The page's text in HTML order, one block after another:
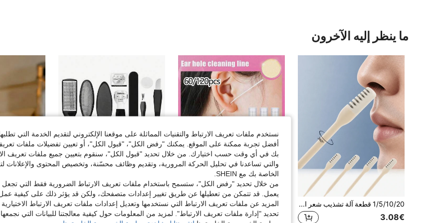
ما ينظر إليه الآخرون
1/5/10/20 قطعة آلة تشذيب شعر الأنف والأذن، سهلة التنظيف، إزالة شعر الأنف مزدوجة الاستخدام، تصميم دوار 360°، للجنسين
3.08€
60/120 قطعة خيط تنظيف ثقب الأذن باللون الوردي والأبيض، خط إزالة شمع الأذن، عصا تنظيف الأذن المضادة للانسداد، أداة تنظيف الأذن سهلة الحمل للسفر، مزيل شمع الأذن، مجموعة تنظيف الأذن، أداة تنظيف الأذن، مزيل شمع الأذن، مسحة تنظيف الأقراط وثقب الأذن للاستخدام مرة واحدة، منظف شمع الأذن، ضروري لتنظيف المكياج في عطلة الصيف
3.40€
1 مجموعة أدوات العناية بالقدمين، 10 قطع من أدوات القدم، تقشير العناية بالقدمين، إزالة الجلد الميت والكالوس، مكشطة القدم، فرشاة القدم، أداة إزالة الجلد الميت القاسي
5.05€ 7# الأفضل مبيعا
نستخدم ملفات تعريف الارتباط والتقنيات المماثلة على موقعنا الإلكتروني لتقديم الخدمة التي
أفضل تجربة ممكنة على الموقع. يمكنك "رفض الكل"، "قبول الكل"، أو تعيين تفضيلات ملفات
بك في أي وقت حسب اختيارك. من خلال تحديد "قبول الكل"، سنقوم بتعيين جميع ملفات تعريف
والتي تساعدنا في تحليل الحركة المرورية، وتقديم وظائف محسّنة، وتخصيص المحتوى والإعلانات
الخاصة بك مع SHEIN.
من خلال تحديد "رفض الكل"، ستسمح باستخدام ملفات تعريف الارتباط الضرورية فقط التي تجعل
يعمل. قد تتمكن من تعطيلها عن طريق تغيير إعدادات متصفحك، ولكن قد يؤثر ذلك على كيفية
المزيد عن ملفات تعريف الارتباط التي نستخدمها وتعديل إعدادات ملفات تعريف الارتباط
تحديد "إدارة ملفات تعريف الارتباط". لمزيد من المعلومات حول كيفية معالجتنا للبيانات التي